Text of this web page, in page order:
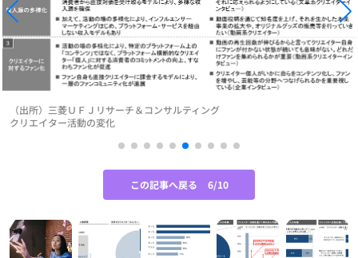
クリエイター活動の変化
（出所）三菱ＵＦＪリサーチ＆コンサルティング
この記事へ戻る 6/10